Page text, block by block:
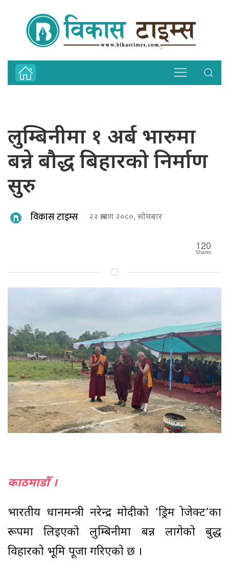
लुम्बिनीमा १ अर्ब भारुमा
बन्ने बौद्ध बिहारको निर्माण
सुरु
विकास टाइम्स २२ श्रावण २०८०, सोमबार
120
Shares
काठमाडौँ ।
भारतीय प्रधानमन्त्री नरेन्द्र मोदीको ‘ड्रिम प्रोजेक्ट’का
रूपमा लिइएको लुम्बिनीमा बन्न लागेको बुद्ध
विहारको भूमि पूजा गरिएको छ ।